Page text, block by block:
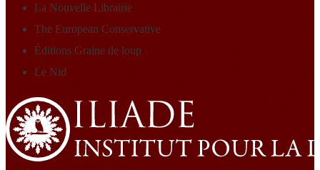
La Nouvelle Librairie
The European Conservative
Éditions Graine de loup
Le Nid